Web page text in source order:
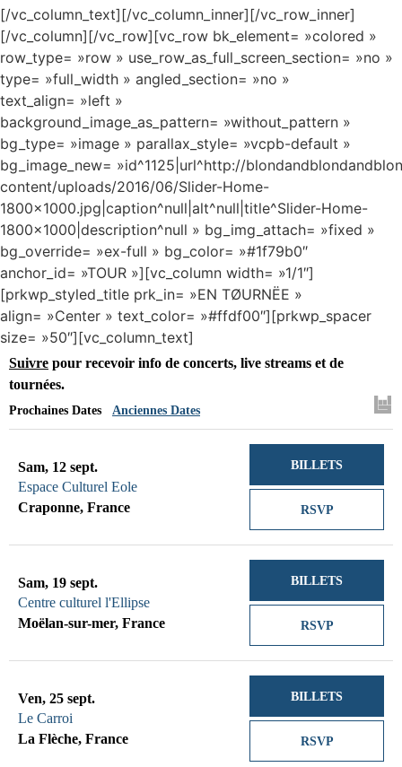
[/vc_column_text][/vc_column_inner][/vc_row_inner]
[/vc_column][/vc_row][vc_row bk_element= »colored »
row_type= »row » use_row_as_full_screen_section= »no »
type= »full_width » angled_section= »no »
text_align= »left »
background_image_as_pattern= »without_pattern »
bg_type= »image » parallax_style= »vcpb-default »
bg_image_new= »id^1125|url^http://
content/uploads/2016/06/Slider-Home-
1800×1000.jpg|caption^null|alt^null|title^Slider-Home-
1800×1000|description^null » bg_img_attach= »fixed »
bg_override= »ex-full » bg_color= »#1f79b0″
anchor_id= »TOUR »][vc_column width= »1/1″]
[prkwp_styled_title prk_in= »EN TØURNËE »
align= »Center » text_color= »#ffdf00″][prkwp_spacer
size= »50″][vc_column_text]
Suivre pour recevoir info de concerts, live streams et de
tournées.
Prochaines Dates Anciennes Dates
Sam, 12 sept.
Espace Culturel Eole
Craponne, France
RSVP
BILLETS
Sam, 19 sept.
Centre culturel l'Ellipse
Moëlan-sur-mer, France
RSVP
BILLETS
Ven, 25 sept.
Le Carroi
La Flèche, France
RSVP
BILLETS